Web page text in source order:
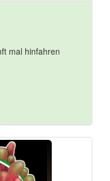
mal hinfahren